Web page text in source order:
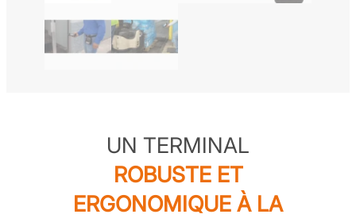
UN TERMINAL
ROBUSTE ET
ERGONOMIQUE À LA